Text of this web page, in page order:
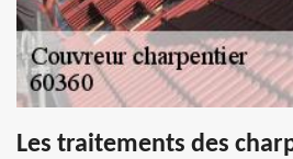
Les traitements des